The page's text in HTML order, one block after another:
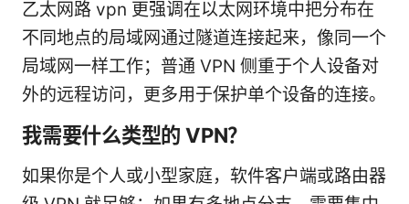
乙太网路 vpn 更强调在以太网环境中把分布在
不同地点的局域网通过隧道连接起来，像同一个
局域网一样工作；普通 VPN 侧重于个人设备对
外的远程访问，更多用于保护单个设备的连接。
我需要什么类型的 VPN？
如果你是个人或小型家庭，软件客户端或路由器